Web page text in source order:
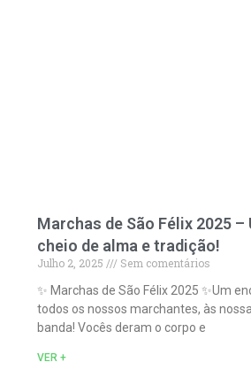
Marchas de São Félix 2025 –
cheio de alma e tradição!
Julho 2, 2025
Sem comentários
✨ Marchas de São Félix 2025 ✨Um
todos os nossos marchantes, às
banda! Vocês deram o corpo e
VER +